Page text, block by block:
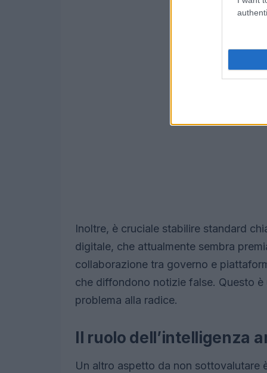
Inoltre, è cruciale stabilire standard
digitale, che attualmente sembra
collaborazione tra governo e
che diffondono notizie false. Questo
problema alla radice.
Il ruolo dell’intelligenza
Un altro aspetto da non sottovalutare